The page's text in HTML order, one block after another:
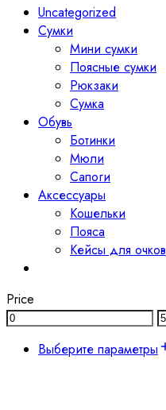
Uncategorized
Сумки
Мини сумки
Поясные сумки
Рюкзаки
Сумка
Обувь
Ботинки
Мюли
Сапоги
Аксессуары
Кошельки
Пояса
Кейсы для очков
Price
Выберите параметры